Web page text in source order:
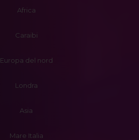
Africa
Caraibi
Europa del nord
Londra
Asia
Mare Italia